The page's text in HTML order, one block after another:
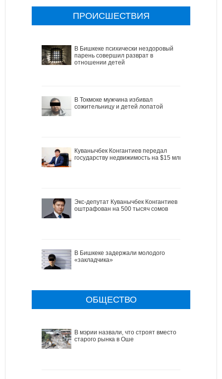
ПРОИСШЕСТВИЯ
В Бишкеке психически нездоровый
парень совершил разврат в
отношении детей
В Токмоке мужчина избивал
сожительницу и детей лопатой
Куванычбек Конгантиев передал
государству недвижимость на $15 млн
Экс-депутат Куванычбек Конгантиев
оштрафован на 500 тысяч сомов
В Бишкеке задержали молодого
«закладчика»
ОБЩЕСТВО
В мэрии назвали, что строят вместо
старого рынка в Оше